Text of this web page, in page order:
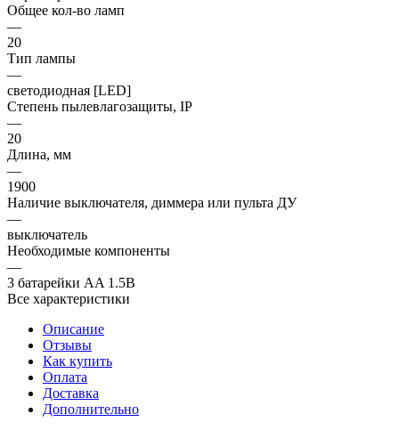
Общее кол-во ламп
—
20
Тип лампы
—
светодиодная [LED]
Степень пылевлагозащиты, IP
—
20
Длина, мм
—
1900
Наличие выключателя, диммера или пульта ДУ
—
выключатель
Необходимые компоненты
—
3 батарейки AA 1.5В
Все характеристики
Описание
Отзывы
Как купить
Оплата
Доставка
Дополнительно